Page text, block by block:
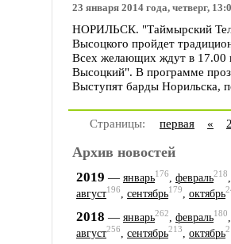
23 января 2014 года, четверг,
НОРИЛЬСК. "Таймырский
Высоцкого пройдет
Всех желающих ждут в 17.00
Высоцкий". В программе
Выступят барды Норильска,
Страницы: первая «
Архив новостей
2019 — январь176 февраль218
август196, сентябрь179, октябрь
2018 — январь262 февраль180
август256, сентябрь213, октябрь